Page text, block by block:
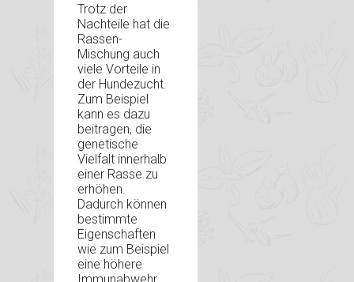
Trotz der
Nachteile hat die
Rassen-
Mischung auch
viele Vorteile in
der Hundezucht.
Zum Beispiel
kann es dazu
beitragen, die
genetische
Vielfalt innerhalb
einer Rasse zu
erhöhen.
Dadurch können
bestimmte
Eigenschaften
wie zum Beispiel
eine höhere
Immunabwehr